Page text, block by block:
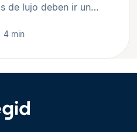
de lujo deben ir un…
4 min